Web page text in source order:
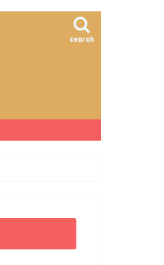
search